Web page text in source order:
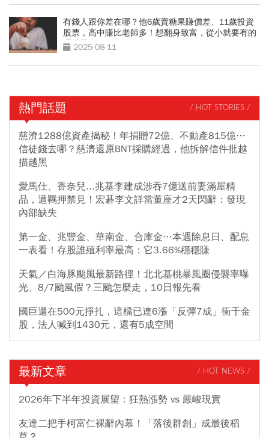
有錢人跟你差在哪？他6歲賣糖果賺價差、11歲投資
股票，高中賺比老師多！想翻身致富，從小就要有的
理財思維
2025-08-11
熱門話題 / HOT STORIES /
慈濟1288億資產揭秘！年捐贈72億、不動產815億…
信徒錢去哪？慈濟還原BNT採購經過，他拆解信件批越
描越黑
愛馬仕、香奈兒...兆基李建成涉吞7億送前妻滿屋精
品，遭羈押禁見！宏碁李文詳當董座才2天閃辭：發現
內部缺失
第一金、兆豐金、華南金、合庫金…本週除息日、配息
一表看！存股誰殖利率最高：它3.66%穩穩賺
天氣／白海豚颱風最新路徑！北北基桃暴風圈侵襲率曝
光、8/7颱風假？三颱怎麼走，10日報先看
國巨還在500元掙扎，這檔已連6漲「反彈7成」衝千金
股，法人喊到1430元，還有5成空間
最新文章 / HOT NEWS /
2026年下半年投資展望：狂熱漲勢 vs 嚴峻現實
友達二把手柯富仁裸辭內幕！「落後群創」成最後稻